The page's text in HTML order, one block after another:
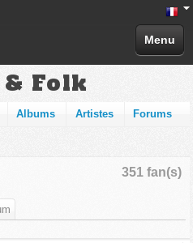
Menu
Folk
Albums Artistes Forums
351 fan(s)